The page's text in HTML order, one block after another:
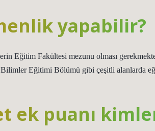
yapabilir?
Eğitim Fakültesi mezunu olması
Eğitimi Bölümü gibi çeşitli alanlarda
ek puanı